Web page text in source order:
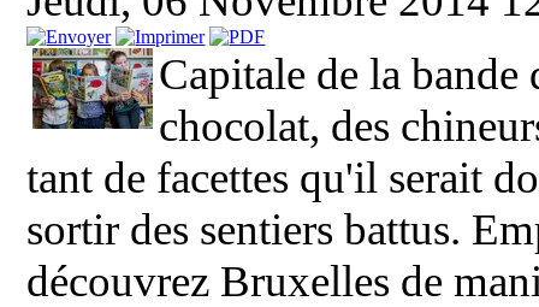
Capitale de la bande
chocolat, des
tant de facettes qu'il serait
sortir des sentiers battus.
découvrez Bruxelles de